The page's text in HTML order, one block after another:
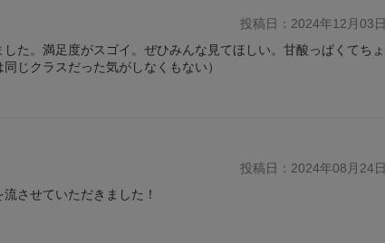
投稿日：2024年12月03日
た。満足度がスゴイ。ぜひみんな見てほしい。甘酸っぱくてちょ
じクラスだった気がしなくもない）
投稿日：2024年08月24日
させていただきました！